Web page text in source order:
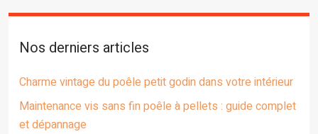
Nos derniers articles
Charme vintage du poêle petit godin dans votre intérieur
Maintenance vis sans fin poêle à pellets : guide complet
et dépannage